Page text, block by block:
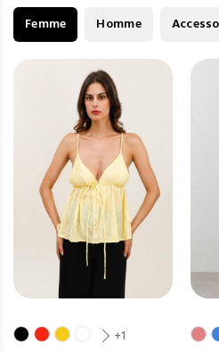
Femme Homme
+1